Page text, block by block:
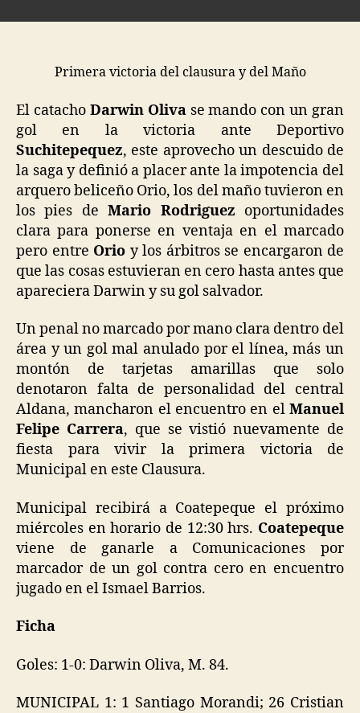
Primera victoria del clausura y del Maño
El catacho Darwin Oliva se mando con un gran
gol en la victoria ante Deportivo
Suchitepequez, este aprovecho un descuido de
la saga y definió a placer ante la impotencia del
arquero beliceño Orio, los del maño tuvieron en
los pies deMario Rodriguez oportunidades
clara para ponerse en ventaja en el marcado
pero entre Orio y los árbitros se encargaron de
que las cosas estuvieran en cero hasta antes que
apareciera Darwin y su gol salvador.
Un penal no marcado por mano clara dentro del
área y un gol mal anulado por el línea, más un
montón de tarjetas amarillas que solo
denotaron falta de personalidad del central
Aldana, mancharon el encuentro en elManuel
Felipe Carrera, que se vistió nuevamente de
fiesta para vivir la primera victoria de
Municipal en este Clausura.
Municipal recibirá a Coatepeque el próximo
miércoles en horario de 12:30 hrs. Coatepeque
viene de ganarle a Comunicaciones por
marcador de un gol contra cero en encuentro
jugado en el Ismael Barrios.
Ficha
Goles: 1-0: Darwin Oliva, M. 84.
MUNICIPAL 1: 1 Santiago Morandi; 26 Cristian